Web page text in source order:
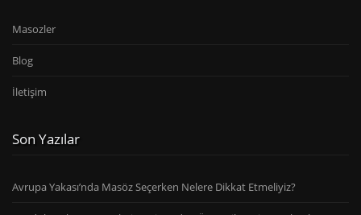
Masozler
Blog
İletişim
Son Yazılar
Avrupa Yakası’nda Masöz Seçerken Nelere Dikkat Etmeliyiz?